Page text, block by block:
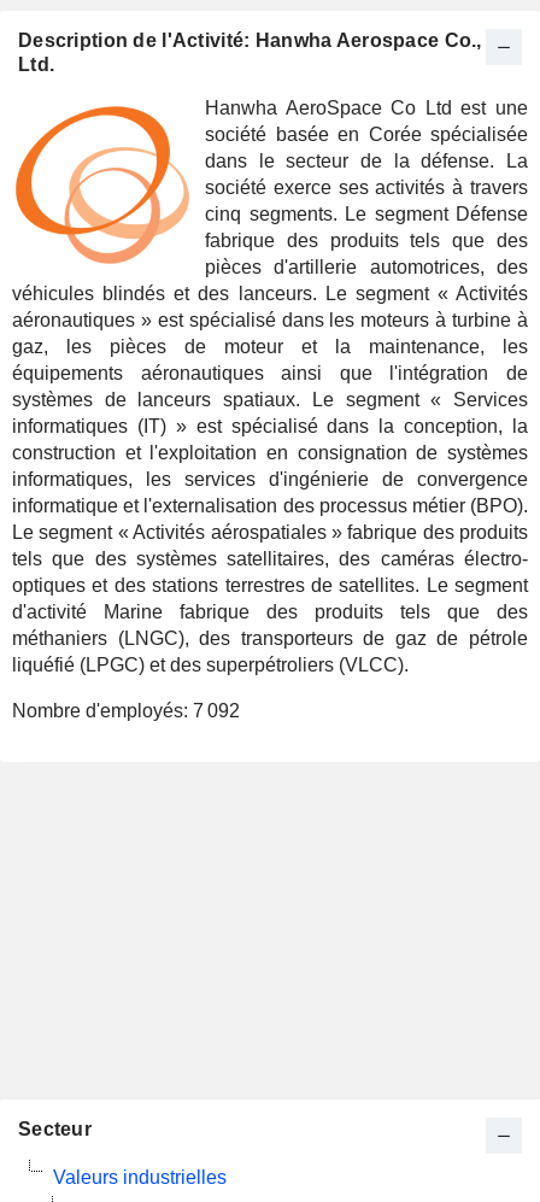
Description de l'Activité: Hanwha Aerospace Co.,
Ltd.
Hanwha AeroSpace Co Ltd est une
société basée en Corée spécialisée
dans le secteur de la défense. La
société exerce ses activités à travers
cinq segments. Le segment Défense
fabrique des produits tels que des
pièces d'artillerie automotrices, des
véhicules blindés et des lanceurs. Le segment « Activités
aéronautiques » est spécialisé dans les moteurs à turbine à
gaz, les pièces de moteur et la maintenance, les
équipements aéronautiques ainsi que l'intégration de
systèmes de lanceurs spatiaux. Le segment « Services
informatiques (IT) » est spécialisé dans la conception, la
construction et l'exploitation en consignation de systèmes
informatiques, les services d'ingénierie de convergence
informatique et l'externalisation des processus métier (BPO).
Le segment « Activités aérospatiales » fabrique des produits
tels que des systèmes satellitaires, des caméras électro-
optiques et des stations terrestres de satellites. Le segment
d'activité Marine fabrique des produits tels que des
méthaniers (LNGC), des transporteurs de gaz de pétrole
liquéfié (LPGC) et des superpétroliers (VLCC).
Nombre d'employés: 7 092
Secteur
Valeurs industrielles